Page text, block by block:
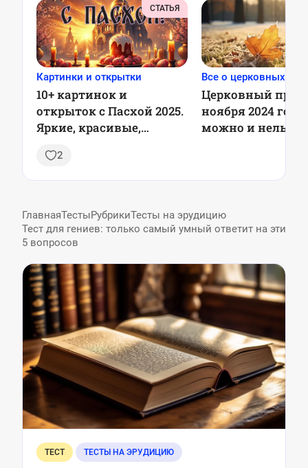
СТАТЬЯ
Картинки и открытки
10+ картинок и
открыток с Пасхой 2025.
Яркие, красивые,
2
Все о церковных
Церковный
ноября 2024
можно и нельзя
ГлавнаяТестыРубрикиТесты на эрудицию
Тест для гениев: только самый умный ответит на эти
5 вопросов
ТЕСТ ТЕСТЫ НА ЭРУДИЦИЮ